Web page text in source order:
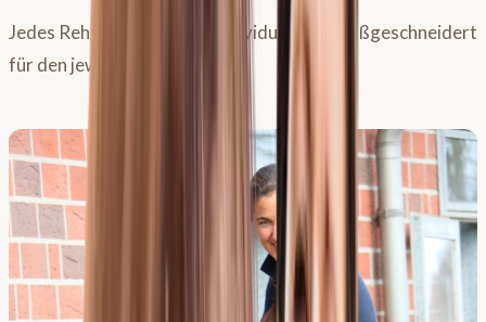
Jedes Rehaprogramm ist individuell und maßgeschneidert
für den jeweiligen Patienten!